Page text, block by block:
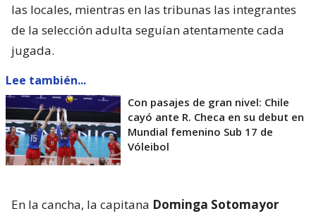
las locales, mientras en las tribunas las integrantes
de la selección adulta seguían atentamente cada
jugada.
Lee también...
Con pasajes de gran nivel: Chile
cayó ante R. Checa en su debut en
Mundial femenino Sub 17 de
Vóleibol
En la cancha, la capitana Dominga Sotomayor